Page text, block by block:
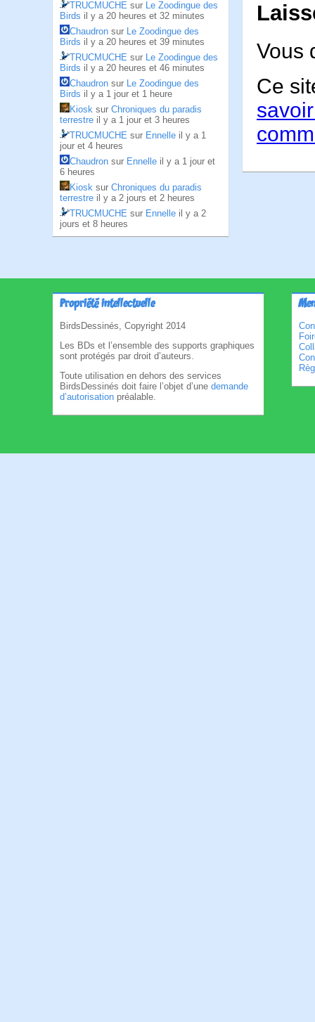
TRUCMUCHE sur Le Zoodingue des
Birds il y a 20 heures et 32 minutes
Chaudron sur Le Zoodingue des
Birds il y a 20 heures et 39 minutes
TRUCMUCHE sur Le Zoodingue des
Birds il y a 20 heures et 46 minutes
Chaudron sur Le Zoodingue des
Birds il y a 1 jour et 1 heure
Kiosk sur Chroniques du paradis
terrestre il y a 1 jour et 3 heures
TRUCMUCHE sur Ennelle il y a 1
jour et 4 heures
Chaudron sur Ennelle il y a 1 jour et
6 heures
Kiosk sur Chroniques du paradis
terrestre il y a 2 jours et 2 heures
TRUCMUCHE sur Ennelle il y a 2
jours et 8 heures
Vous
Ce
Propriété intellectuelle
BirdsDessinés, Copyright 2014
Les BDs et l’ensemble des supports graphiques
sont protégés par droit d’auteurs.
Toute utilisation en dehors des services
BirdsDessinés doit faire l’objet d’une demande
d’autorisation préalable.